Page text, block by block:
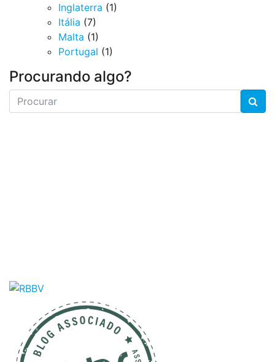
Inglaterra (1)
Itália (7)
Malta (1)
Portugal (1)
Procurando algo?